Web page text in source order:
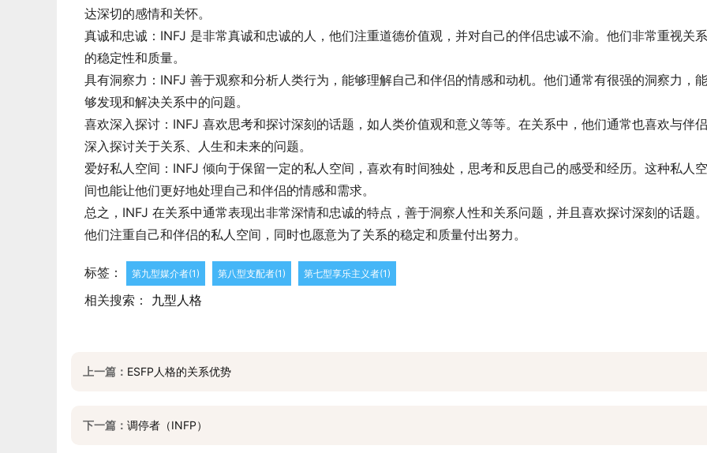
达深切的感情和关怀。
真诚和忠诚：INFJ 是非常真诚和忠诚的人，他们注重道德价值观，并对自己的伴侣忠诚不渝。他们非常重视关系
的稳定性和质量。
具有洞察力：INFJ 善于观察和分析人类行为，能够理解自己和伴侣的情感和动机。他们通常有很强的洞察力，能
够发现和解决关系中的问题。
喜欢深入探讨：INFJ 喜欢思考和探讨深刻的话题，如人类价值观和意义等等。在关系中，他们通常也喜欢与伴侣
深入探讨关于关系、人生和未来的问题。
爱好私人空间：INFJ 倾向于保留一定的私人空间，喜欢有时间独处，思考和反思自己的感受和经历。这种私人空
间也能让他们更好地处理自己和伴侣的情感和需求。
总之，INFJ 在关系中通常表现出非常深情和忠诚的特点，善于洞察人性和关系问题，并且喜欢探讨深刻的话题。
他们注重自己和伴侣的私人空间，同时也愿意为了关系的稳定和质量付出努力。
标签： 第九型媒介者(1) 第八型支配者(1) 第七型享乐主义者(1)
相关搜索： 九型人格
上一篇： ESFP人格的关系优势
下一篇： 调停者（INFP）